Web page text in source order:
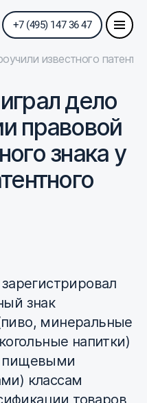
+7 (495) 147 36 47
известного
дело
правовой
знака у
знак
минеральные
напитки)
пищевыми
классам
товаров